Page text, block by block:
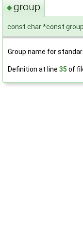
◆group
const char *const
Group name for
Definition at line 35 of